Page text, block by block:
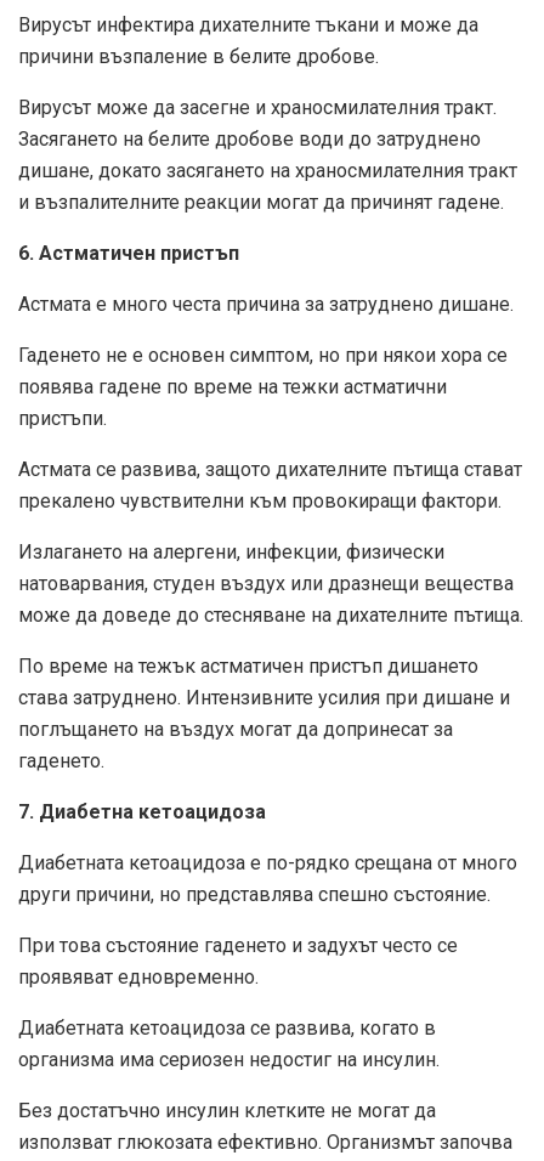
Вирусът инфектира дихателните тъкани и може да
причини възпаление в белите дробове.
Вирусът може да засегне и храносмилателния тракт.
Засягането на белите дробове води до затруднено
дишане, докато засягането на храносмилателния тракт
и възпалителните реакции могат да причинят гадене.
6. Астматичен пристъп
Астмата е много честа причина за затруднено дишане.
Гаденето не е основен симптом, но при някои хора се
появява гадене по време на тежки астматични
пристъпи.
Астмата се развива, защото дихателните пътища стават
прекалено чувствителни към провокиращи фактори.
Излагането на алергени, инфекции, физически
натоварвания, студен въздух или дразнещи вещества
може да доведе до стесняване на дихателните пътища.
По време на тежък астматичен пристъп дишането
става затруднено. Интензивните усилия при дишане и
поглъщането на въздух могат да допринесат за
гаденето.
7. Диабетна кетоацидоза
Диабетната кетоацидоза е по-рядко срещана от много
други причини, но представлява спешно състояние.
При това състояние гаденето и задухът често се
проявяват едновременно.
Диабетната кетоацидоза се развива, когато в
организма има сериозен недостиг на инсулин.
Без достатъчно инсулин клетките не могат да
използват глюкозата ефективно. Организмът започва